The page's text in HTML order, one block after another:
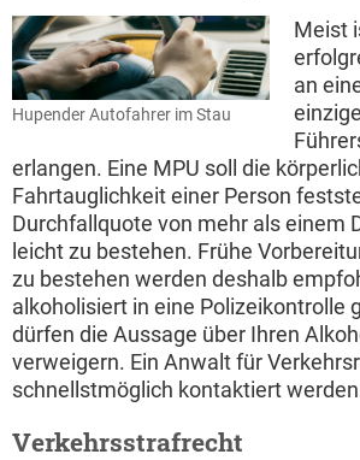
Hupender Autofahrer im Stau
Meist
an
erlangen. Eine MPU soll die
Fahrtauglichkeit einer Person
Durchfallquote von mehr als einem
leicht zu bestehen. Frühe
zu bestehen werden deshalb
alkoholisiert in eine Polizeikontrolle
dürfen die Aussage über Ihren
verweigern. Ein Anwalt für
schnellstmöglich kontaktiert
Verkehrsstrafrecht